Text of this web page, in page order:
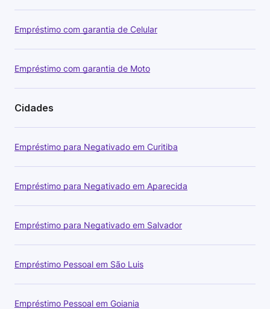
Empréstimo com garantia de Celular
Empréstimo com garantia de Moto
Cidades
Empréstimo para Negativado em Curitiba
Empréstimo para Negativado em Aparecida
Empréstimo para Negativado em Salvador
Empréstimo Pessoal em São Luis
Empréstimo Pessoal em Goiania